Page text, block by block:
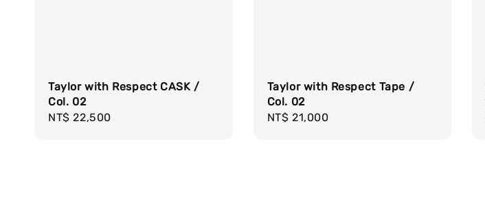
Taylor with Respect CASK /
Col. 02
Regular
NT$ 22,500
Taylor with Respect Tape /
Col. 02
Regular
NT$ 21,000